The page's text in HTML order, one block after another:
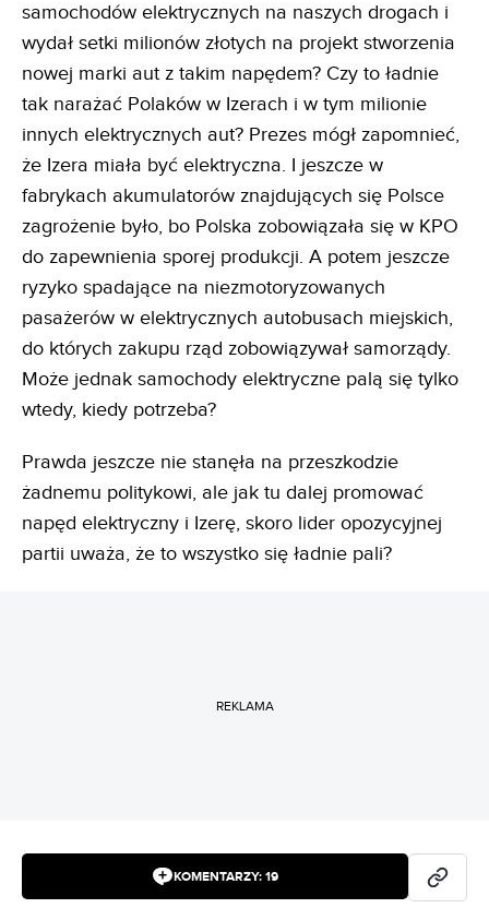
samochodów elektrycznych na naszych drogach i
wydał setki milionów złotych na projekt stworzenia
nowej marki aut z takim napędem? Czy to ładnie
tak narażać Polaków w Izerach i w tym milionie
innych elektrycznych aut? Prezes mógł zapomnieć,
że Izera miała być elektryczna. I jeszcze w
fabrykach akumulatorów znajdujących się Polsce
zagrożenie było, bo Polska zobowiązała się w KPO
do zapewnienia sporej produkcji. A potem jeszcze
ryzyko spadające na niezmotoryzowanych
pasażerów w elektrycznych autobusach miejskich,
do których zakupu rząd zobowiązywał samorządy.
Może jednak samochody elektryczne palą się tylko
wtedy, kiedy potrzeba?
Prawda jeszcze nie stanęła na przeszkodzie
żadnemu politykowi, ale jak tu dalej promować
napęd elektryczny i Izerę, skoro lider opozycyjnej
partii uważa, że to wszystko się ładnie pali?
REKLAMA
KOMENTARZY: 19